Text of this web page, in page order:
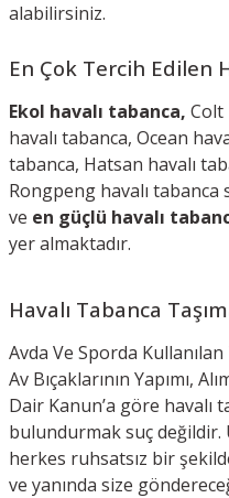
alabilirsiniz.
En Çok Tercih Edilen
Ekol havalı tabanca, Colt
havalı tabanca, Ocean
tabanca, Hatsan havalı
Rongpeng havalı
ve en güçlü havalı
yer almaktadır.
Havalı Tabanca
Avda Ve Sporda
Av Bıçaklarının Yapımı,
Dair Kanun’a göre havalı
bulundurmak suç değildir.
herkes ruhsatsız bir
ve yanında size